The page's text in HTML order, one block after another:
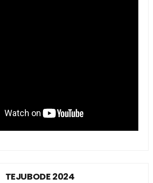
TEJUBODE 2024